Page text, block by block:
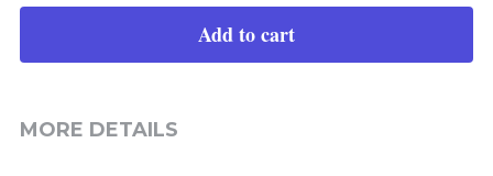
Add to cart
MORE DETAILS